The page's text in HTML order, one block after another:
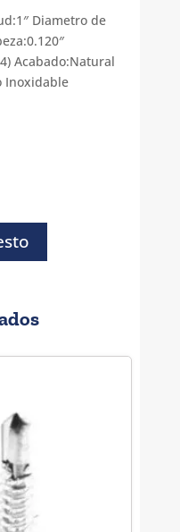
Diametro de
Acabado:Natural
Inoxidable